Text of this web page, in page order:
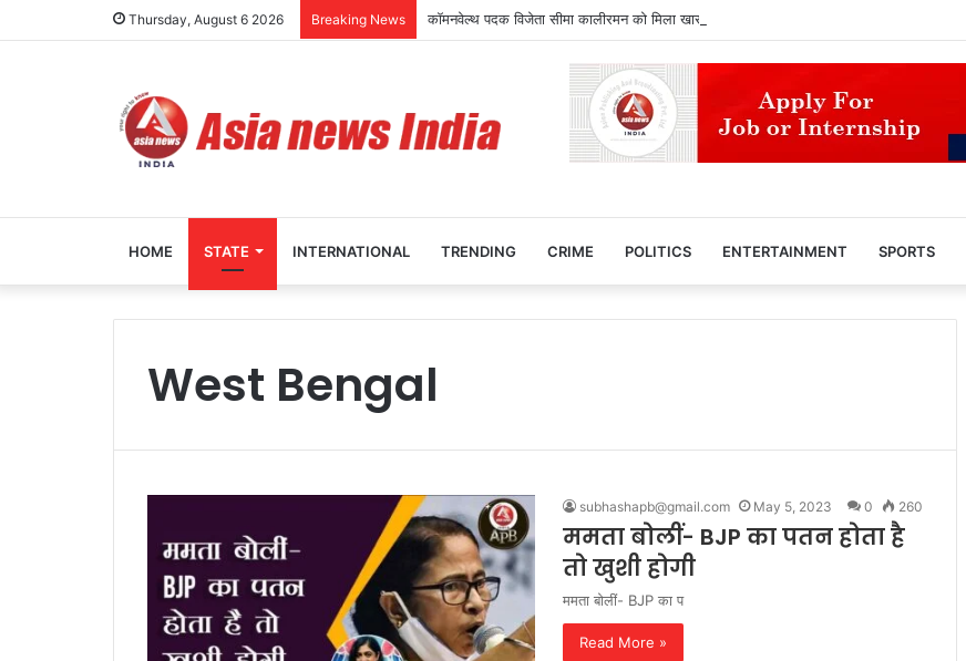
Thursday, August 6 2026 Breaking News कॉमनवेल्थ पदक विजेता सीमा कालीरमन को मिला खास सम्मान, विश्वविद्यालय ने दिया मानद उपाधि का तोहफा
HOME STATE INTERNATIONAL TRENDING CRIME POLITICS ENTERTAINMENT SPORTS
West Bengal
subhashapb@gmail.com May 5, 2023 0 260
ममता बोलीं- BJP का पतन होता है
तो खुशी होगी
ममता बोलीं- BJP का प
Read More »